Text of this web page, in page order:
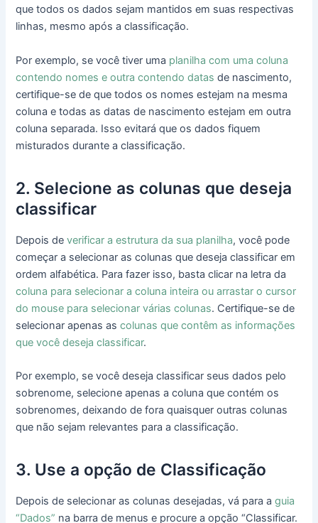
que todos os dados sejam mantidos em suas respectivas
linhas, mesmo após a classificação.
Por exemplo, se você tiver uma planilha com uma coluna
contendo nomes e outra contendo datas de nascimento,
certifique-se de que todos os nomes estejam na mesma
coluna e todas as datas de nascimento estejam em outra
coluna separada. Isso evitará que os dados fiquem
misturados durante a classificação.
2. Selecione as colunas que deseja
classificar
Depois deverificar a estrutura da sua planilha, você pode
começar a selecionar as colunas que deseja classificar em
ordem alfabética. Para fazer isso, basta clicar na letra da
coluna para selecionar a coluna inteira ou arrastar o cursor
do mouse para selecionar várias colunas. Certifique-se de
selecionar apenas ascolunas que contêm as informações
que você deseja classificar.
Por exemplo, se você deseja classificar seus dados pelo
sobrenome, selecione apenas a coluna que contém os
sobrenomes, deixando de fora quaisquer outras colunas
que não sejam relevantes para a classificação.
3. Use a opção de Classificação
Depois de selecionar as colunas desejadas, vá para aguia
“Dados” na barra de menus e procure a opção “Classificar.